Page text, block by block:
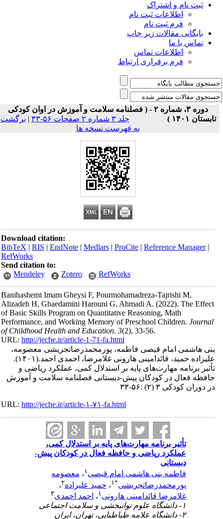
ثبت نام و اشتراک
اطلاعات ثبت نام
فرم ثبت نام
بایگانی مقالات زیر چاپ
تماس با ما
اطلاعات تماس
فرم برقراری ارتباط
دوره ۳، شماره ۲ - ( فصلنامه سلامت و آموزش در اوان کودکی
تابستان ۱۴۰۱ )
جلد ۳ شماره ۲ صفحات ۵۶-۳۳ |برگشت
به فهرست نسخه ها
Download citation:
BibTeX|RIS|EndNote|Medlars|ProCite|Reference Manager
RefWorks
Send citation to:
Mendeley
Zotero RefWorks
Banihashemi Imam Gheysi F, Pourmohamadreza-Tajrishi M,
Alizadeh H, Ghaedamini Harouni G, Ahmadi A.(2022).The Effect
of Basic Skills Program on Quantitative Reasoning, Math
Performance, and Working Memory of Preschool Children.Journal
of Childhood Health and Education.3(2), 33-56.
URL:http://jeche.ir/article-1-71-fa.html
بنی هاشمی امام قیصی فاطمه، پورمحمدرضاتجریشی معصومه،
علیزاده حمید، قائدامینی هارونی غلامرضا، احمدی احمد.(۱۴۰۱).
تأثیر برنامه مهارت‌های پایه بر استدلال کمی، عملکرد ریاضی و
حافظه فعال در کودکان پیش-دبستانی فصلنامه سلامت و آموزش
در دوران کودکی ۳ (۲) :۵۶-۳۳
URL:http://jeche.ir/article-۱-۷۱-fa.html
تأثیر برنامه مهارت‌های پایه بر استدلال کمی،
عملکرد ریاضی و حافظه فعال در کودکان پیش-
دبستانی
فاطمه بنی هاشمی امام قیصی ،معصومه
پورمحمدرضاتجریشی
۱،حمید علیزاده ،
غلامرضا قائدامینی هارونی ،احمد احمدی